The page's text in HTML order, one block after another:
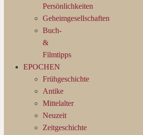
Persönlichkeiten
Geheimgesellschaften
Buch-
&
Filmtipps
EPOCHEN
Frühgeschichte
Antike
Mittelalter
Neuzeit
Zeitgeschichte